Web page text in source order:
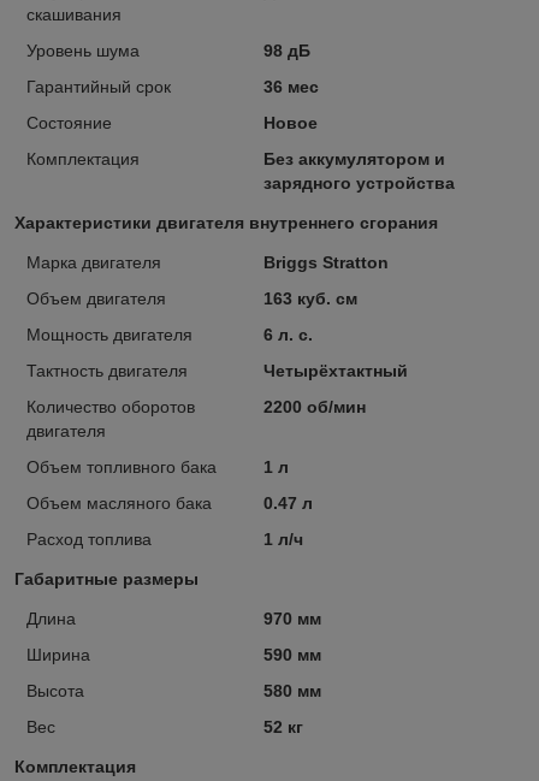
скашивания
Уровень шума
98 дБ
Гарантийный срок
36 мес
Состояние
Новое
Комплектация
Без аккумулятором и
зарядного устройства
Характеристики двигателя внутреннего сгорания
Марка двигателя
Briggs Stratton
Объем двигателя
163 куб. см
Мощность двигателя
6 л. с.
Тактность двигателя
Четырёхтактный
Количество оборотов
двигателя
2200 об/мин
Объем топливного бака
1 л
Объем масляного бака
0.47 л
Расход топлива
1 л/ч
Габаритные размеры
Длина
970 мм
Ширина
590 мм
Высота
580 мм
Вес
52 кг
Комплектация